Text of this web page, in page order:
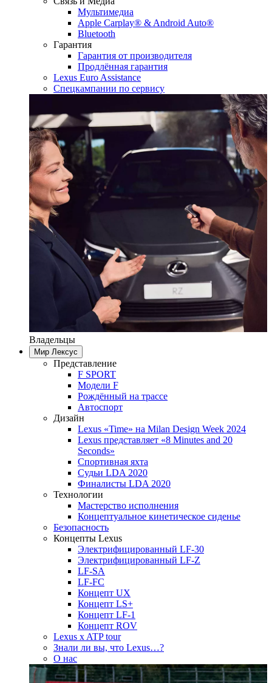
Мультимедиа
Apple Carplay® & Android Auto®
Bluetooth
Гарантия
Гарантия от производителя
Продлённая гарантия
Lexus Euro Assistance
Спецкампании по сервису
Владельцы
Мир Лексус
Представление
F SPORT
Модели F
Рождённый на трассе
Автоспорт
Дизайн
Lexus «Time» на Milan Design Week 2024
Lexus представляет «8 Minutes and 20
Seconds»
Спортивная яхта
Судьи LDA 2020
Финалисты LDA 2020
Технологии
Мастерство исполнения
Концептуальное кинетическое сиденье
Безопасность
Концепты Lexus
Электрифицированный LF-30
Электрифицированный LF-Z
LF-SA
LF-FC
Концепт UX
Концепт LS+
Концепт LF-1
Концепт ROV
Lexus x ATP tour
Знали ли вы, что Lexus…?
О нас